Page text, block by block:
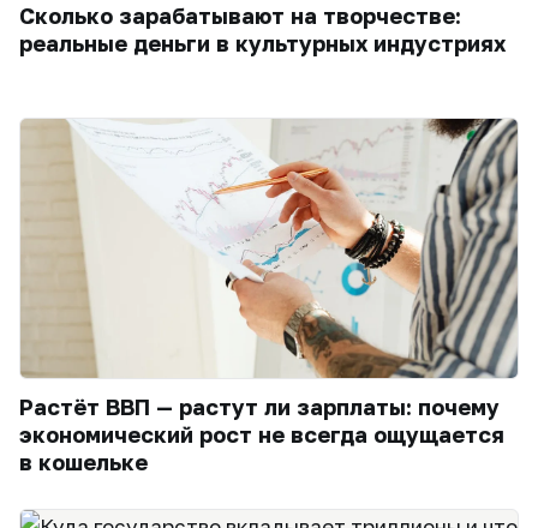
Сколько зарабатывают на творчестве:
реальные деньги в культурных индустриях
Растёт ВВП — растут ли зарплаты: почему
экономический рост не всегда ощущается
в кошельке